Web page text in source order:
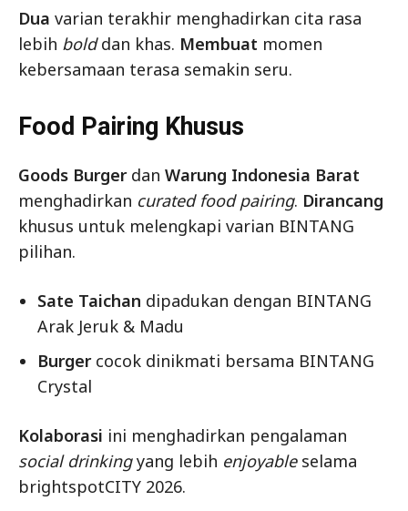
Dua varian terakhir menghadirkan cita rasa
lebih bolddan khas. Membuat momen
kebersamaan terasa semakin seru.
Food Pairing Khusus
Goods Burgerdan Warung Indonesia Barat
menghadirkan curated food pairing. Dirancang
khusus untuk melengkapi varian BINTANG
pilihan.
Sate Taichan dipadukan dengan BINTANG
Arak Jeruk & Madu
Burgercocok dinikmati bersama BINTANG
Crystal
Kolaborasi ini menghadirkan pengalaman
social drinkingyang lebih enjoyableselama
brightspotCITY 2026.